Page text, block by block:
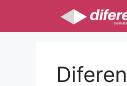
contenido